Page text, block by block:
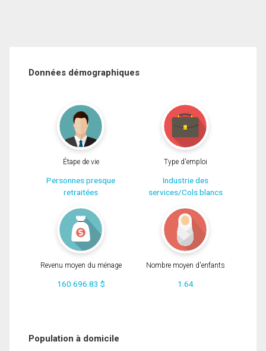
Données démographiques
Étape de vie
Personnes presque
retraitées
Type d'emploi
Industrie des
services/Cols blancs
Revenu moyen du ménage
160 696.83 $
Nombre moyen d'enfants
1.64
Population à domicile